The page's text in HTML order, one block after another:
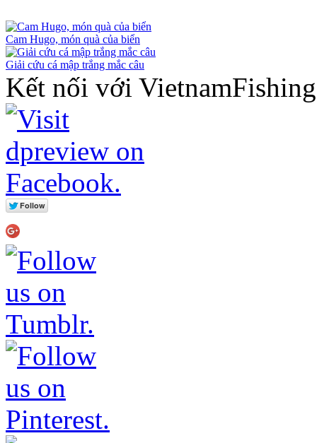
Cam Hugo, món quà của biển
Giải cứu cá mập trắng mắc câu
Kết nối với